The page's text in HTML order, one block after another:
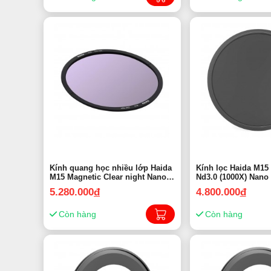
Kính quang học nhiều lớp Haida
M15 Magnetic Clear night Nano
coating HD4366 | Chính hãng
5.280.000đ
Còn hàng
Kính lọc Haida M15
Nd3.0 (1000X)
Magnetic HD4362 |
4.800.000đ
Còn hàng